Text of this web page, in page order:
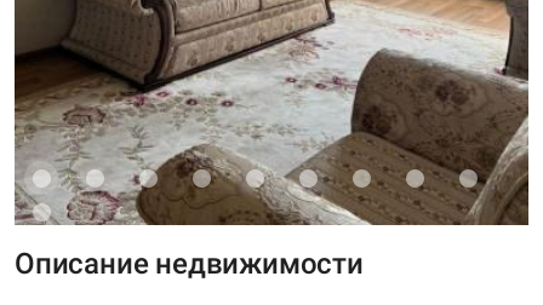
Описание недвижимости